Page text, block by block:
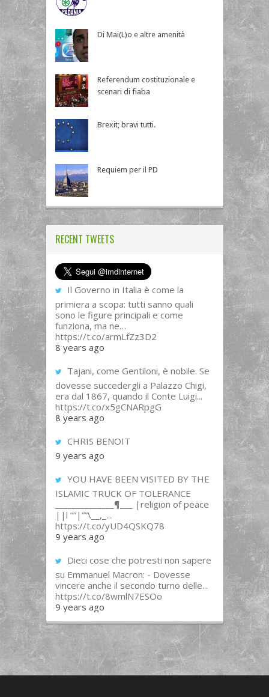
Di Mai(L)o e altre amenità
Referendum costituzionale e
scenari di fiaba
Brexit; bravi tutti.
Requiem per il PD
RECENT TWEETS
Il Governo in Italia è come la
primiera a scopa: tutti sanno quali
sono le figure principali e come
funziona, ma ne…
https://t.co/armLfZz3D2
8 years ago
Tajani, come Gentiloni, è nobile. Se
dovesse succedergli a Palazzo Chigi,
era dal 1867, quando il Conte Luigi...
https://t.co/x5gCNARpgG
8 years ago
CHRIS BENOIT
9 years ago
YOU HAVE BEEN VISITED BY THE
ISLAMIC TRUCK OF TOLERANCE
______________¶___ |religion of peace
||l “”|””\__,_...
https://t.co/yUD4QSKQ78
9 years ago
Dieci cose che potresti non sapere
su Emmanuel Macron: - Dovesse
vincere anche il secondo turno delle...
https://t.co/8wmlN7ESOo
9 years ago